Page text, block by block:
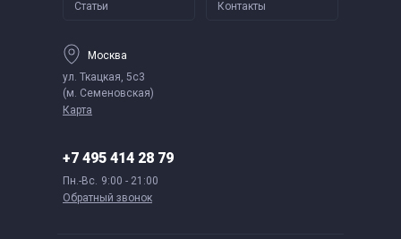
Статьи Контакты
Москва
ул. Ткацкая, 5с3
(м. Семеновская)
Карта
+7 495 414 28 79
Пн.-Вс. 9:00 - 21:00
Обратный звонок